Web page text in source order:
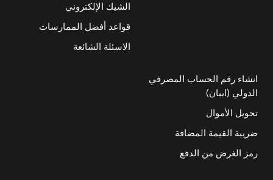
الشيك الإلكتروني
قواعد أفضل الممارسات
الاسئلة الشائعة
انشاء رقم الحساب المصرفي
الدولي (ايبان)
تحويل الأموال
ضريبة القيمة المضافة
رمز الغرض من الدفع